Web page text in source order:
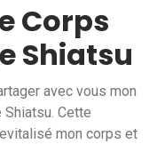
Corps
Shiatsu
avec vous mon
Cette
mon corps et